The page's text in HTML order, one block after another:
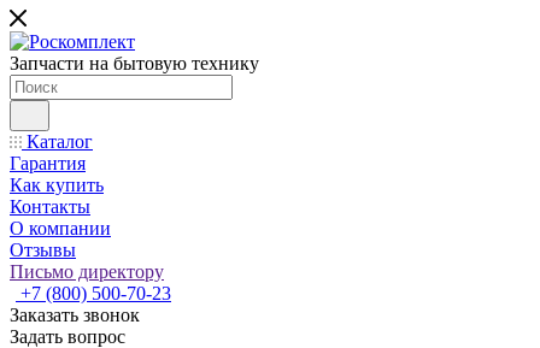
Запчасти на бытовую технику
Каталог
Гарантия
Как купить
Контакты
О компании
Отзывы
Письмо директору
+7 (800) 500-70-23
Заказать звонок
Задать вопрос